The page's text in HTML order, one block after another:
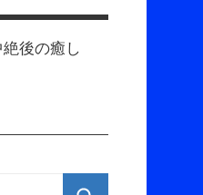
絶後の癒し